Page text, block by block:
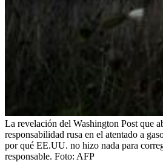
La revelación del Washington Post que
responsabilidad rusa en el atentado a
por qué EE.UU. no hizo nada para
responsable. Foto: AFP